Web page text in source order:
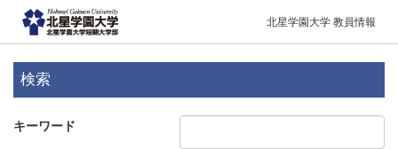
北星学園大学 教員情報
検索
キーワード